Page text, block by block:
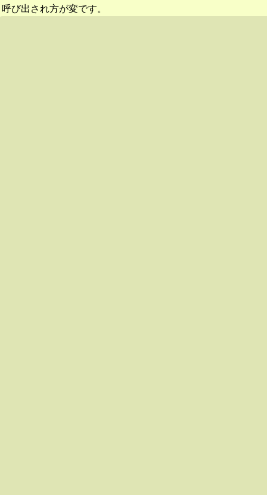
呼び出され方が変です。